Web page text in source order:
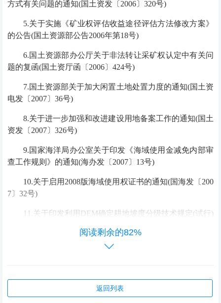
方式有关问题的通知(国土资发〔 2006〕 320号)
5.关于实施《矿业权评估收益途径评估方法修改方案》
的公告(国土资源部公告2006年第18号)
6.国土资源部办公厅关于非法转让采矿权认定中有关问
题的复函(国土资厅函〔 2006〕 424号)
7.国土资源部关于加大闲置土地处置力度的通知(国土资
电发〔 2007〕 36号)
8.关于进一步加强和改进建设用地备案工作的通知(国土
资发〔 2007〕 326号)
9.国家海洋局办公室关于印发《海域使用金减免内部审
查工作规则》的通知(海办发〔 2007〕 13号)
10.关于启用 2008版海域使用权证书的通知(国海发〔 200
7〕 32号)
11. 关于印发利用DEM确定耕地坡度分级技术规定(试行 )
国土资源部关于印发《土地登记表格》
目用地审查报批工作的通知(国土资发〔
阅读剩余的82%
返回列表